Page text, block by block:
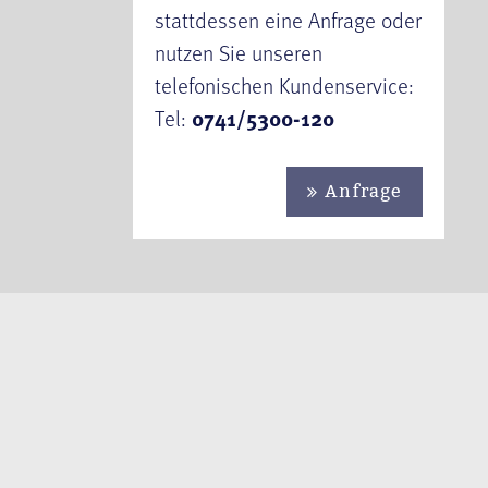
stattdessen eine Anfrage oder
nutzen Sie unseren
telefonischen Kundenservice:
Tel: 0741/5300-120
Anfrage